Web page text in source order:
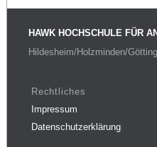
HAWK HOCHSCHULE FÜR
Hildesheim/Holzminden/
Rechtliches
Impressum
Datenschutzerklärung